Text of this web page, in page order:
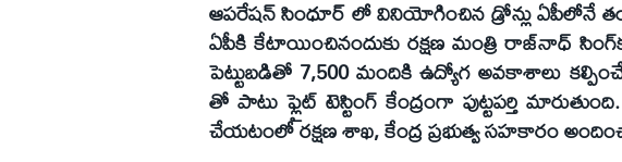
ఆపరేషన్ సింధూర్ లో వినియోగించిన డ్రోన్లు ఏపీలోనే
ఏపీకి కేటాయించినందుకు రక్షణ మంత్రి రాజ్‌నాధ్
పెట్టుబడితో 7,500 మందికి ఉద్యోగ అవకాశాలు కల్పించే
తో పాటు ఫ్లైట్ టెస్టింగ్ కేంద్రంగా పుట్టపర్తి
చేయటంలో రక్షణ శాఖ, కేంద్ర ప్రభుత్వ సహకారం